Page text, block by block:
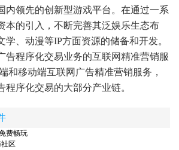
内领先的创新型游戏平台。在通过一系
本的引入，不断完善其泛娱乐生态布
学、动漫等IP方面资源的储备和开发。
告程序化交易业务的互联网精准营销服
和移动端互联网广告精准营销服务，
程序化交易的大部分产业链。
费畅玩
区